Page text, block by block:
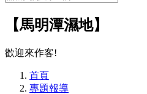
【馬明潭濕地】
歡迎來作客!
首頁
專題報導